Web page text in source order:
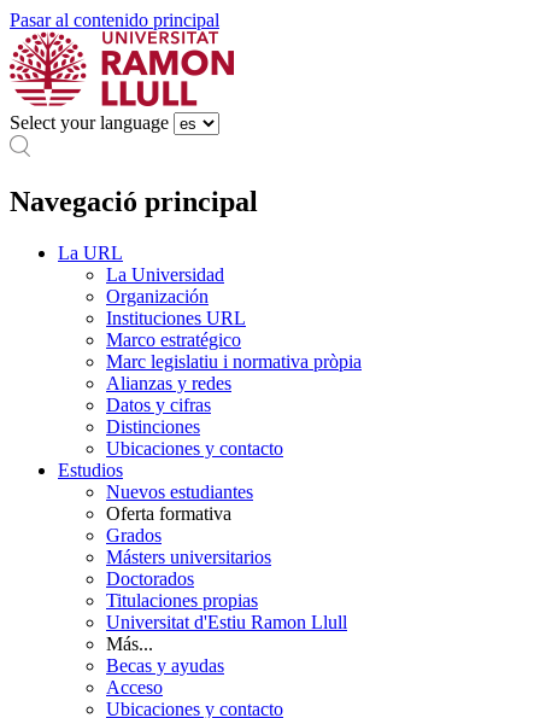
Pasar al contenido principal
Select your language
Navegació principal
La URL
La Universidad
Organización
Instituciones URL
Marco estratégico
Marc legislatiu i normativa pròpia
Alianzas y redes
Datos y cifras
Distinciones
Ubicaciones y contacto
Estudios
Nuevos estudiantes
Oferta formativa
Grados
Másters universitarios
Doctorados
Titulaciones propias
Universitat d'Estiu Ramon Llull
Más...
Becas y ayudas
Acceso
Ubicaciones y contacto